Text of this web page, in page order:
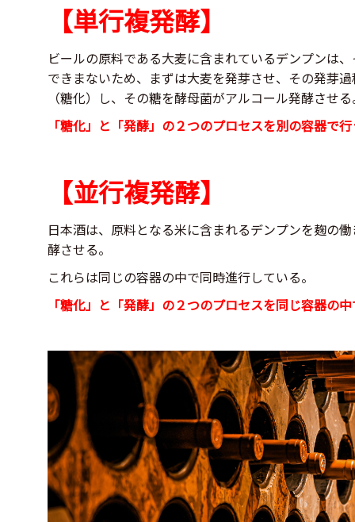
【単行複発酵】
ビールの原料である大麦に含まれているデンプンは
できまないため、まずは大麦を発芽させ、その発芽
（糖化）し、その糖を酵母菌がアルコール発酵させ
「糖化」と「発酵」の２つのプロセスを別の容器で
【並行複発酵】
日本酒は、原料となる米に含まれるデンプンを麹の
酵させる。
これらは同じの容器の中で同時進行している。
「糖化」と「発酵」の２つのプロセスを同じ容器の